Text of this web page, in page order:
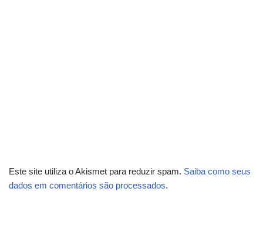
Este site utiliza o Akismet para reduzir spam. Saiba como seus
dados em comentários são processados.